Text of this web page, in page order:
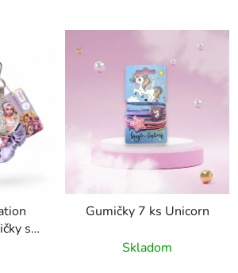
s
Gumičky 7 ks Unicorn
Skladom